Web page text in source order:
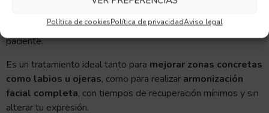
Política de cookiesPolítica de privacidadAviso legal
progresivos, naturales y adaptados a las necesidades de cada
paciente.
Es un tratamiento ideal tanto para mejorar zonas concretas
como labios u ojeras, como para realizar armonización
facial completa, con tiempos de recuperación mínimos y sin
alterar tu expresión.